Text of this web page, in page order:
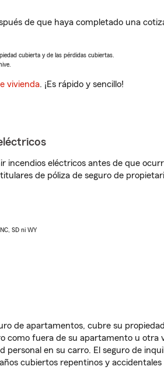
de que haya completado una
cubierta y de las pérdidas cubiertas.
vivienda. ¡Es rápido y sencillo!
incendios eléctricos antes de que
de póliza de seguro de
SD ni WY
de apartamentos, cubre su
como fuera de su apartamento u otra
personal en su carro. El seguro de
cubiertos repentinos y